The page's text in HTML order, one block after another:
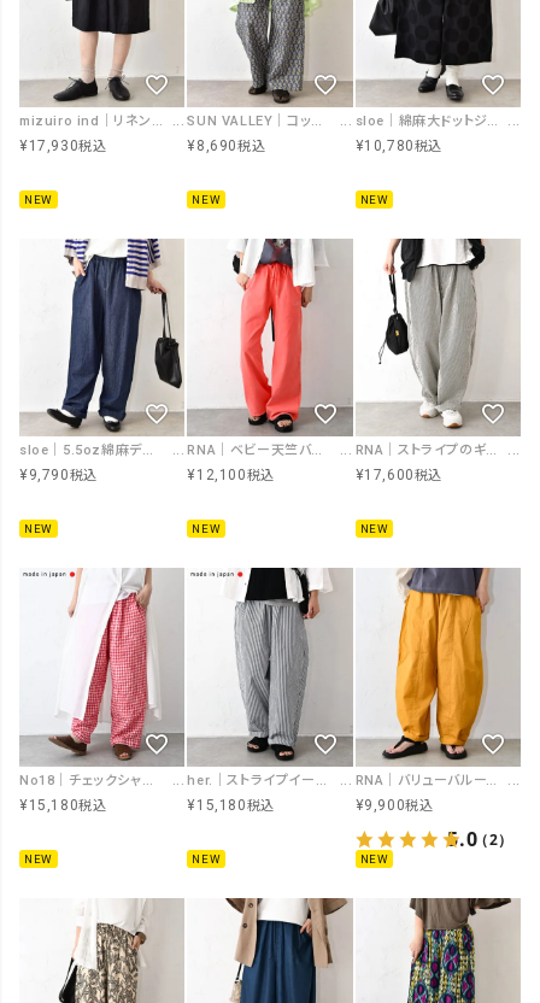
mizuiro ind｜リネンワイドハーフパンツ [[2-260106]][C]
¥17,930税込
NEW
SUN VALLEY｜コットンローンボタニカルプリントパンツ [[SK5060265]][C]
¥8,690税込
NEW
sloe｜綿麻大ドットジャガードガウチョパンツ [[5801388]][C]
¥10,780税込
NEW
sloe｜5.5oz綿麻デニムゆるパンツ [[4804509]][C]
¥9,790税込
NEW
RNA｜ベビー天竺バギースウェット [[R4331]][C]
¥12,100税込
NEW
RNA｜ストライプのギャルソンパンツ [[R4450]][C]
¥17,600税込
NEW
No18｜チェックシャーリングワイドボールパンツ [[CE1PT231008X]][C]
¥15,180税込
NEW
her.｜ストライプイージーパンツ [[CE3PT260701]][C]
¥15,180税込
NEW
RNA｜バリューバルーンパンツ [[R4452]][C]
¥9,900税込
5.0（2）
NEW